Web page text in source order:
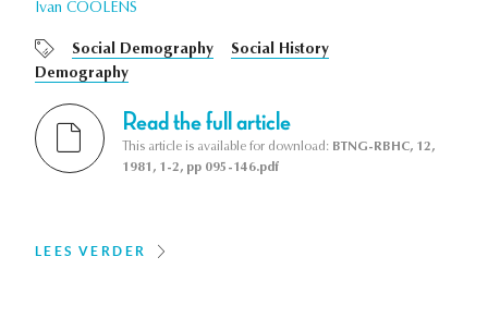
Ivan COOLENS
Social Demography
Social History
Demography
Read the full article
This article is available for download: BTNG-RBHC, 12,
1981, 1-2, pp 095-146.pdf
LEES VERDER